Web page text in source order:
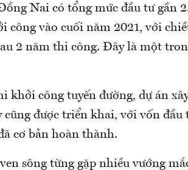
Nai có tổng mức đầu tư gần
công vào cuối năm 2021, với
2 năm thi công. Đây là một
khởi công tuyến đường, dự án
cũng được triển khai, với vốn đầu
cơ bản hoàn thành.
sông từng gặp nhiều vướng